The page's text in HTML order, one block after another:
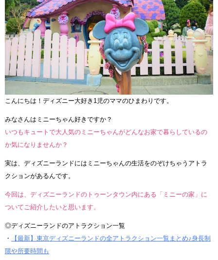
こんにちは！ディズニー大好き1児のママのひまわりです。
みなさんはミニーちゃん好きですか？
いつもキュートで大人気のミニーちゃんがどんなお家で暮らしているの
か気になりませんか？
実は、ディズニーランドにはミニーちゃんの生活をのぞけちゃうアトラ
クションがあるんです。
今回は、ディズニーランドのトゥーンタウン内にある「ミニーの家」に
ついてご紹介したいと思います。
◎ディズニーランドのアトラクション一覧
・
【最新】東京ディズニーランドの全アトラクション一覧まとめ♪身長制
限や所要時間も